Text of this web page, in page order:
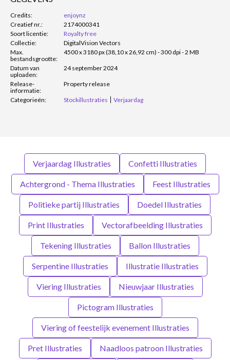
Credits:
enjoynz
Creatief nr.:
2174000341
Soort licentie:
Royalty free
Collectie:
DigitalVision Vectors
Max.
bestandsgrootte:
4500 x 3180 px (38,10 x 26,92 cm) - 300 dpi - 2 MB
Datum van
uploaden:
24 september 2024
Release-
informatie:
Property release
Categorieën: Stockillustraties Verjaardag
Verjaardag Illustraties Confetti Illustraties
Achtergrond - Thema Illustraties Feest Illustraties
Politieke partij Illustraties Doedel Illustraties
Print Illustraties Vectorafbeelding Illustraties
Tekening Illustraties Ballon Illustraties
Serpentine Illustraties Illustratie Illustraties
Viering Illustraties Nieuwjaar Illustraties
Pictogram Illustraties
Viering of feestelijk evenement Illustraties
Pret Illustraties Naadloos patroon Illustraties